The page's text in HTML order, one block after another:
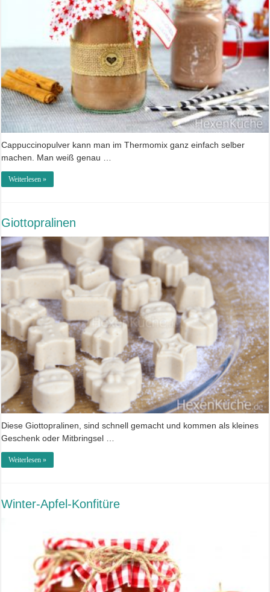
Cappuccinopulver kann man im Thermomix ganz einfach selber
machen. Man weiß genau …
Weiterlesen »
Giottopralinen
Diese Giottopralinen, sind schnell gemacht und kommen als kleines
Geschenk oder Mitbringsel …
Weiterlesen »
Winter-Apfel-Konfitüre